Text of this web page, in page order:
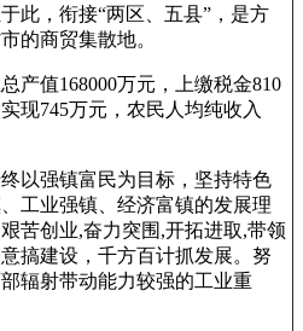
此，衔接“两区、五县”，是方
的商贸集散地。
产值168000万元，上缴税金810
现745万元，农民人均纯收入
以强镇富民为目标，坚持特色
工业强镇、经济富镇的发展理
苦创业,奋力突围,开拓进取,带领
搞建设，千方百计抓发展。努
辐射带动能力较强的工业重